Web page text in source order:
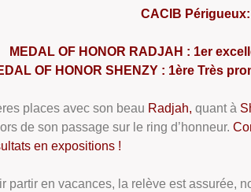
CACIB Périgueux:
MEDAL OF HONOR RADJAH : 1er
OF HONOR SHENZY : 1ère Très
places avec son beau Radjah, quant à
de son passage sur le ring d’honneur.
en expositions !
en vacances, la relève est assurée,